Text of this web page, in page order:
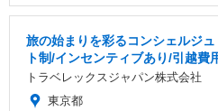
旅の始まりを彩るコンシェルジ
ト制/インセンティブあり/引越費
トラベレックスジャパン株式会社
東京都